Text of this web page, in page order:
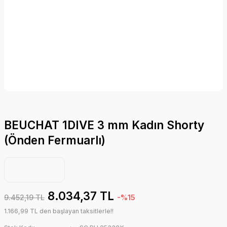
BEUCHAT 1DIVE 3 mm Kadın Shorty
(Önden Fermuarlı)
9.452,19 TL 8.034,37 TL -%15
1.166,99 TL den başlayan taksitlerle!!